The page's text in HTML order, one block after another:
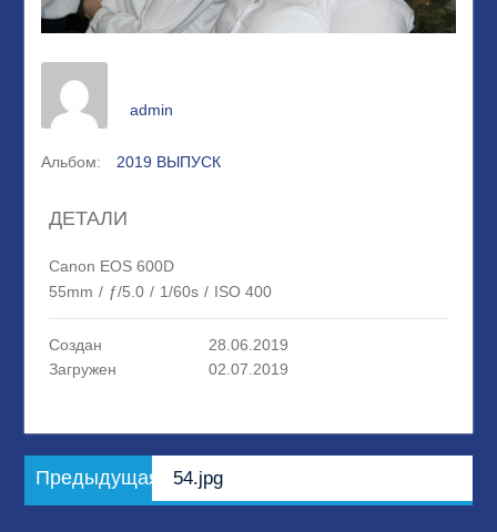
admin
Альбом: 2019 ВЫПУСК
ДЕТАЛИ
Canon EOS 600D
55mm / ƒ/5.0 / 1/60s / ISO 400
Создан
28.06.2019
Загружен
02.07.2019
Навигация
по
Предыдущая
запись:
54.jpg